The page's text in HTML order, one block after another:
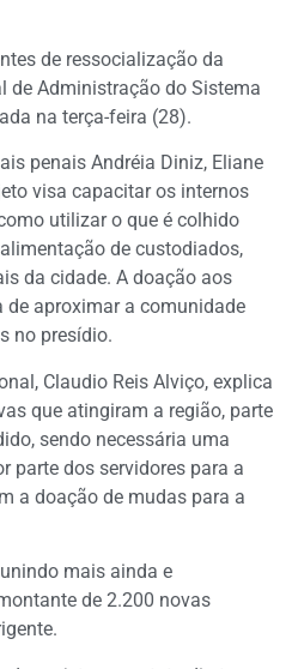
de ressocialização da
de Administração do Sistema
na terça-feira (28).
penais Andréia Diniz, Eliane
visa capacitar os internos
utilizar o que é colhido
de custodiados,
da cidade. A doação aos
aproximar a comunidade
no presídio.
Claudio Reis Alviço, explica
que atingiram a região, parte
sendo necessária uma
parte dos servidores para a
a doação de mudas para a
mais ainda e
de 2.200 novas